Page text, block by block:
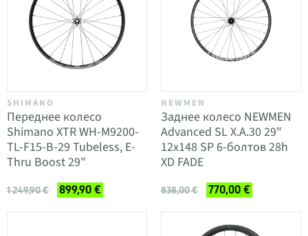
SHIMANO
Переднее колесо
Shimano XTR WH-M9200-
TL-F15-B-29 Tubeless, E-
Thru Boost 29"
1 249,90 € 899,90 €
NEWMEN
Заднее колесо NEWMEN
Advanced SL X.A.30 29"
12x148 SP 6-болтов 28h
XD FADE
838,00 € 770,00 €